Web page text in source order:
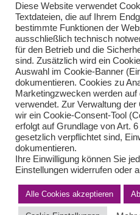
Haushaltsführung im Ausland
Dienstleistungs GmbH).
Änderungen Sofortmeldung
Teilen Sie diese Nachricht mit
Impressum Haftungsausschluss
Diese Website verwendet
Textdateien, die auf Ihrem
bestimmte Funktionen der
ausschließlich technisch
für den Betrieb und die
sind. Zusätzlich wird ein
Auswahl im Cookie-Banner
dokumentieren. Cookies zu
Marketingzwecken werden
verwendet. Zur Verwaltung
wir ein Cookie-Consent-Tool
erfolgt auf Grundlage von Art.
gesetzlich verpflichtet sind,
dokumentieren.
Ihre Einwilligung können Sie
Einstellungen widerrufen oder
Alle Cookies akzeptieren